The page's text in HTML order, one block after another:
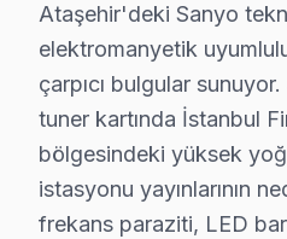
Atatürk Mahallesi,
Barbaros'ta Sanyo TV
Barbaros Mahallesi,
Esatpaşa'da Sanyo TV
Esatpaşa Mahallesi'nde,
Ataşehir'deki Sanyo
elektromanyetik
çarpıcı bulgular
tuner kartında İstanbul
bölgesindeki yüksek
istasyonu yayınlarının
frekans paraziti, LED bar